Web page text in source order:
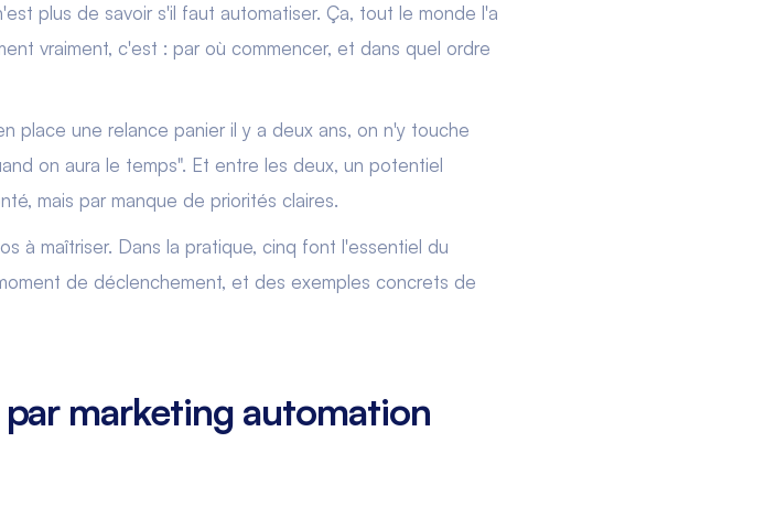
plus de savoir s'il faut automatiser. Ça, tout le monde l'a
vraiment, c'est : par où commencer, et dans quel ordre
place une relance panier il y a deux ans, on n'y touche
on aura le temps". Et entre les deux, un potentiel
mais par manque de priorités claires.
à maîtriser. Dans la pratique, cinq font l'essentiel du
de déclenchement, et des exemples concrets de
marketing automation